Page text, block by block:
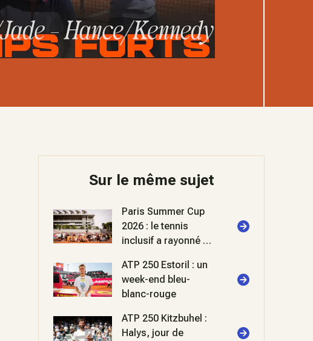
Sur le même sujet
Paris Summer Cup
2026 : le tennis
inclusif a rayonné à
ATP 250 Estoril : un
week-end bleu-
blanc-rouge
ATP 250 Kitzbuhel :
Halys, jour de